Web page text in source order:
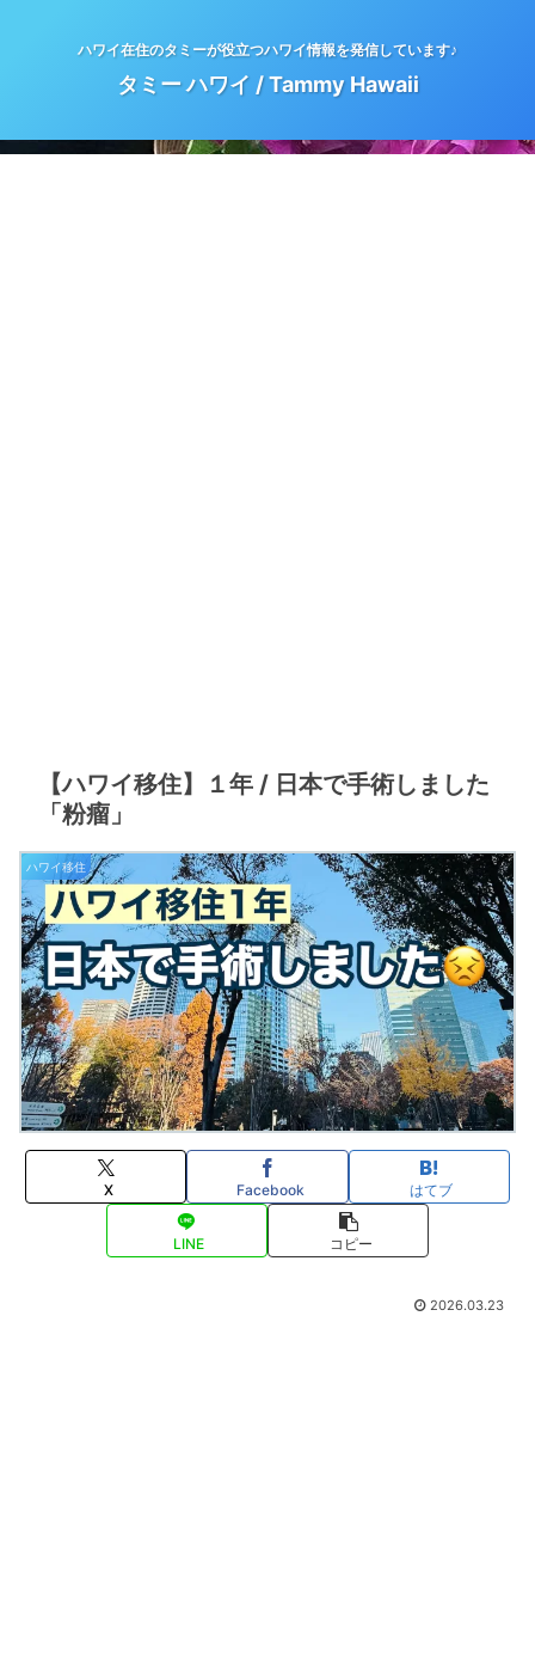
ハワイ在住のタミーが役立つハワイ情報を発信しています♪
タミー ハワイ / Tammy Hawaii
【ハワイ移住】１年 / 日本で手術しました
「粉瘤」
ハワイ移住
X Facebook はてブ
LINE コピー
2026.03.23